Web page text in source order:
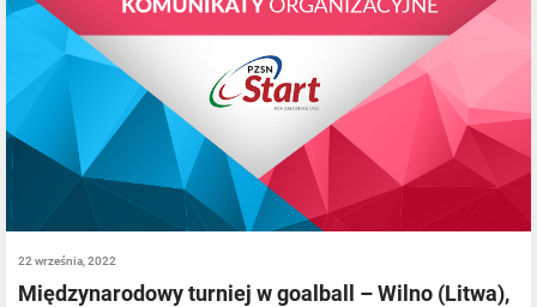
22 września, 2022
Międzynarodowy turniej w goalball – Wilno (Litwa),